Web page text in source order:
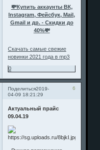
💸Купить аккаунты ВК,
Instagram, Фейсбук, Mail,
Gmail и др. - Скидки до
40%💸
Скачать самые свежие
новинки 2021 года в mp3
0
Поделиться 6
2019-
04-09 18:21:29
Актуальный прайс
09.04.19